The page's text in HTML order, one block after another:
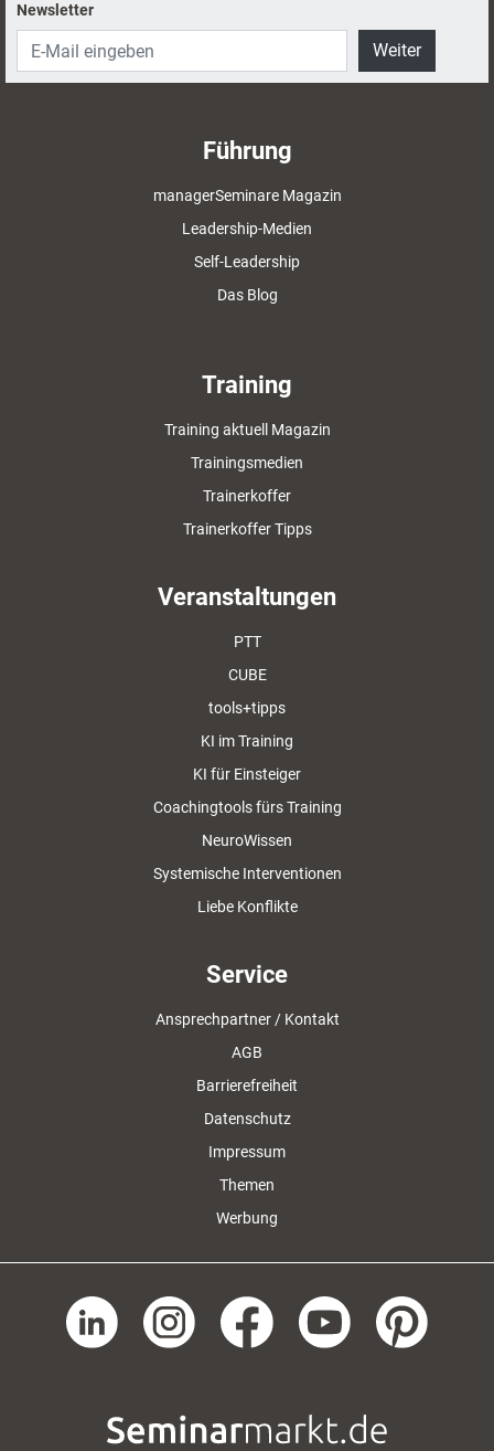
Newsletter
Weiter
Führung
managerSeminare Magazin
Leadership-Medien
Self-Leadership
Das Blog
Training
Training aktuell Magazin
Trainingsmedien
Trainerkoffer
Trainerkoffer Tipps
Veranstaltungen
PTT
CUBE
tools+tipps
KI im Training
KI für Einsteiger
Coachingtools fürs Training
NeuroWissen
Systemische Interventionen
Liebe Konflikte
Service
Ansprechpartner / Kontakt
AGB
Barrierefreiheit
Datenschutz
Impressum
Themen
Werbung